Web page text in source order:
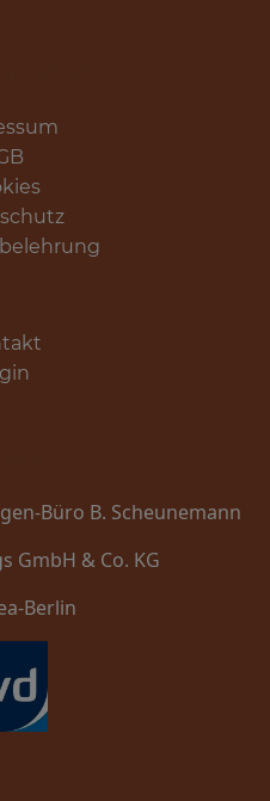
Büro B. Scheunemann
GmbH & Co. KG
Berlin